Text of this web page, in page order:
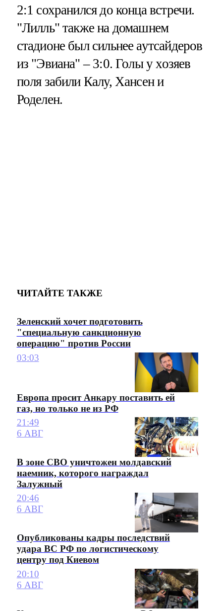
2:1 сохранился до конца встречи.
"Лилль" также на домашнем
стадионе был сильнее аутсайдеров
из "Эвиана" – 3:0. Голы у хозяев
поля забили Калу, Хансен и
Роделен.
ЧИТАЙТЕ ТАКЖЕ
Зеленский хочет подготовить
"специальную санкционную
операцию" против России
03:03
Европа просит Анкару поставить ей
газ, но только не из РФ
21:49
6 АВГ
В зоне СВО уничтожен молдавский
наемник, которого награждал
Залужный
20:46
6 АВГ
Опубликованы кадры последствий
удара ВС РФ по логистическому
центру под Киевом
20:10
6 АВГ